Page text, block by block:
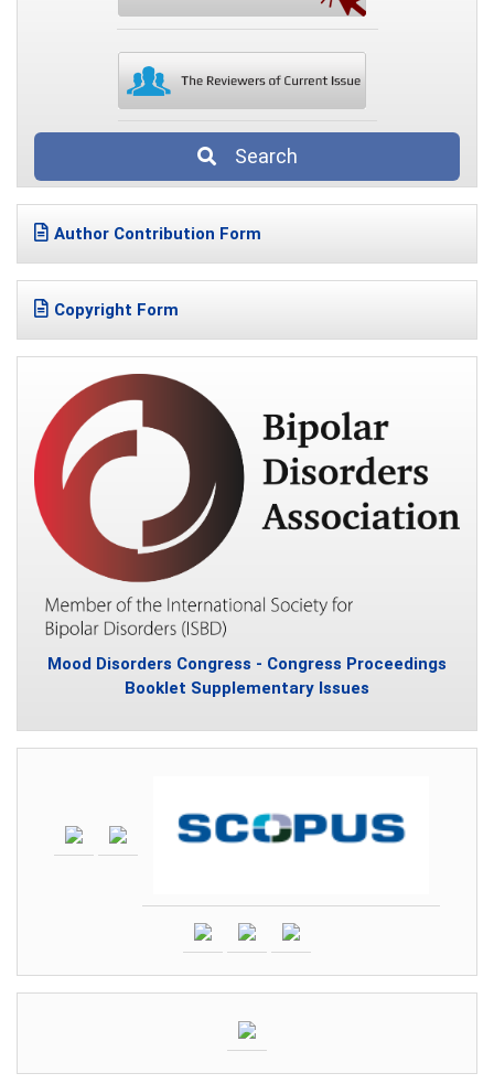
Search
Author Contribution Form
Copyright Form
Mood Disorders Congress - Congress Proceedings
Booklet Supplementary Issues